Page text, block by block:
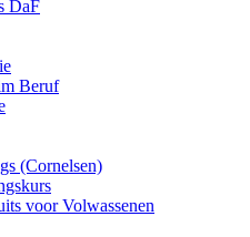
DaF
Beruf
(Cornelsen)
voor Volwassenen